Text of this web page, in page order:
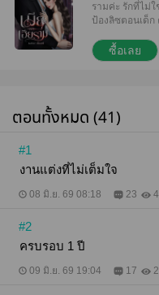
รามค่ะ รักที่ไม่
ป้องลิซตอนเด็
ราะลิซเองไม่ใ
น่าสงสารเพื่อ"
เลิกรักไม่ได้ งั้น
มากๆ เกลียดจ
ขนาดนี้เลยเหรอ
ทุกท่านเอ็นดูเฮี
ซื้อเลย
ตอนทั้งหมด (41)
#1
งานแต่งที่ไม่เต็มใจ
08 มิ.ย. 69 08:18 23
#2
ครบรอบ 1 ปี
09 มิ.ย. 69 19:04 17